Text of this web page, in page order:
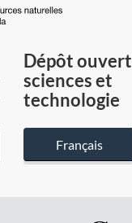
du
Canada
Dépôt
sciences et
technologie
Français